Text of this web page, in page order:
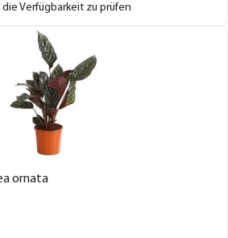
die Verfügbarkeit zu prüfen
ornata